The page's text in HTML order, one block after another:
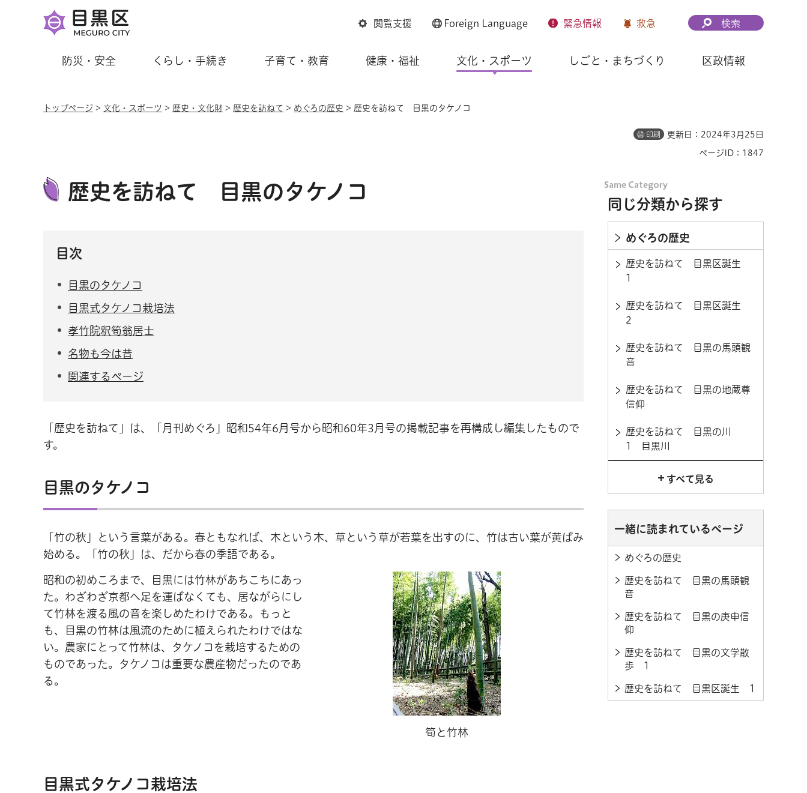
閲覧支援 Foreign Language 緊急情報 救急 検索
防災・安全 くらし・手続き 子育て・教育 健康・福祉 文化・スポーツ しごと・まちづくり 区政情報
トップページ > 文化・スポーツ > 歴史・文化財 > 歴史を訪ねて > めぐろの歴史 > 歴史を訪ねて 目黒のタケノコ
印刷 更新日：2024年3月25日
ページID：1847
歴史を訪ねて 目黒のタケノコ
目次
目黒のタケノコ
目黒式タケノコ栽培法
孝竹院釈筍翁居士
名物も今は昔
関連するページ
「歴史を訪ねて」は、「月刊めぐろ」昭和54年6月号から昭和60年3月号の掲載記事を再構成し編集したもので
す。
目黒のタケノコ
「竹の秋」という言葉がある。春ともなれば、木という木、草という草が若葉を出すのに、竹は古い葉が黄ばみ
始める。「竹の秋」は、だから春の季語である。
昭和の初めころまで、目黒には竹林があちこちにあっ
た。わざわざ京都へ足を運ばなくても、居ながらにし
て竹林を渡る風の音を楽しめたわけである。もっと
も、目黒の竹林は風流のために植えられたわけではな
い。農家にとって竹林は、タケノコを栽培するための
ものであった。タケノコは重要な農産物だったのであ
る。
筍と竹林
目黒式タケノコ栽培法
同じ分類から探す
めぐろの歴史
歴史を訪ねて 目黒区誕生
1
歴史を訪ねて 目黒区誕生
2
歴史を訪ねて 目黒の馬頭観
音
歴史を訪ねて 目黒の地蔵尊
信仰
歴史を訪ねて 目黒の川
1 目黒川
すべて見る
一緒に読まれているページ
めぐろの歴史
歴史を訪ねて 目黒の馬頭観
音
歴史を訪ねて 目黒の庚申信
仰
歴史を訪ねて 目黒の文学散
歩 1
歴史を訪ねて 目黒区誕生 1